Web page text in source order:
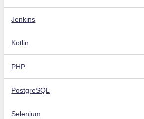
Jenkins
Kotlin
PHP
PostgreSQL
Selenium